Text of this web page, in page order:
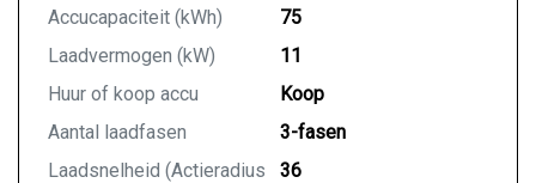
Accucapaciteit (kWh)
75
Laadvermogen (kW)
11
Huur of koop accu
Koop
Aantal laadfasen
3-fasen
Laadsnelheid (Actieradius
36